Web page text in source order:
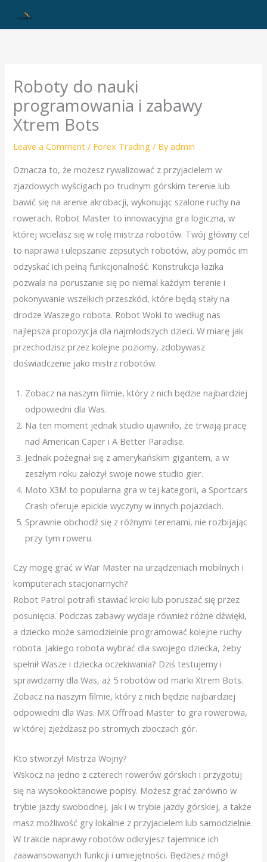
Roboty do nauki
programowania i zabawy
Xtrem Bots
Leave a Comment / Forex Trading / Byadmin
Oznacza to, że możesz rywalizować z przyjacielem w
zjazdowych wyścigach po trudnym górskim terenie lub
bawić się na arenie akrobacji, wykonując szalone ruchy na
rowerach. Robot Master to innowacyjna gra logiczna, w
której wcielasz się w rolę mistrza robotów. Twój główny cel
to naprawa i ulepszanie zepsutych robotów, aby pomóc im
odzyskać ich pełną funkcjonalność. Konstrukcja łazika
pozwala na poruszanie się po niemal każdym terenie i
pokonywanie wszelkich przeszkód, które będą stały na
drodze Waszego robota. Robot Woki to według nas
najlepsza propozycja dla najmłodszych dzieci. W miarę jak
przechodzisz przez kolejne poziomy, zdobywasz
doświadczenie jako mistrz robotów.
Zobacz na naszym filmie, który z nich będzie najbardziej
odpowiedni dla Was.
Na ten moment jednak studio ujawniło, że trwają pracę
nad American Caper i A Better Paradise.
Jednak pożegnał się z amerykańskim gigantem, a w
zeszłym roku założył swoje nowe studio gier.
Moto X3M to popularna gra w tej kategorii, a Sportcars
Crash oferuje epickie wyczyny w innych pojazdach.
Sprawnie obchodź się z różnymi terenami, nie rozbijając
przy tym roweru.
Czy mogę grać w War Master na urządzeniach mobilnych i
komputerach stacjonarnych?
Robot Patrol potrafi stawiać kroki lub poruszać się przez
posunięcia. Podczas zabawy wydaje również różne dźwięki,
a dziecko może samodzielnie programować kolejne ruchy
robota. Jakiego robota wybrać dla swojego dziecka, żeby
spełnił Wasze i dziecka oczekiwania? Dziś testujemy i
sprawdzamy dla Was, aż 5 robotów od marki Xtrem Bots.
Zobacz na naszym filmie, który z nich będzie najbardziej
odpowiedni dla Was. MX Offroad Master to gra rowerowa,
w której zjeżdżasz po stromych zboczach gór.
Kto stworzył Mistrza Wojny?
Wskocz na jedno z czterech rowerów górskich i przygotuj
się na wysokooktanowe popisy. Możesz grać zarówno w
trybie jazdy swobodnej, jak i w trybie jazdy górskiej, a także
masz możliwość gry lokalnie z przyjacielem lub samodzielnie.
W trakcie naprawy robotów odkryjesz tajemnice ich
zaawansowanych funkcji i umiejętności. Będziesz mógł